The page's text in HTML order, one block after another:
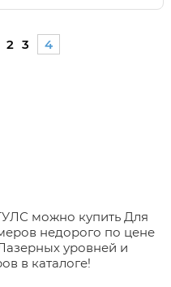
2 3 4
можно купить Для
недорого по цене
уровней и
в каталоге!